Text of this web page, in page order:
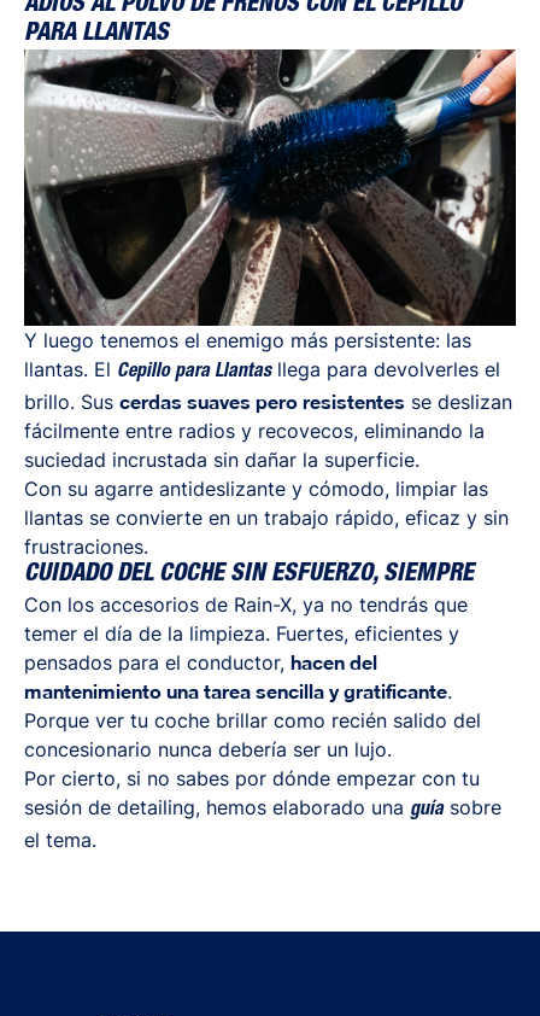
ADIÓS AL POLVO DE FRENOS CON EL CEPILLO
PARA LLANTAS
Y luego tenemos el enemigo más persistente: las
llantas. El Cepillo para Llantasllega para devolverles el
brillo. Sus cerdas suaves pero resistentes se deslizan
fácilmente entre radios y recovecos, eliminando la
suciedad incrustada sin dañar la superficie.
Con su agarre antideslizante y cómodo, limpiar las
llantas se convierte en un trabajo rápido, eficaz y sin
frustraciones.
CUIDADO DEL COCHE SIN ESFUERZO, SIEMPRE
Con los accesorios de Rain-X, ya no tendrás que
temer el día de la limpieza. Fuertes, eficientes y
pensados para el conductor, hacen del
mantenimiento una tarea sencilla y gratificante.
Porque ver tu coche brillar como recién salido del
concesionario nunca debería ser un lujo.
Por cierto, si no sabes por dónde empezar con tu
sesión de detailing, hemos elaborado una guíasobre
el tema.